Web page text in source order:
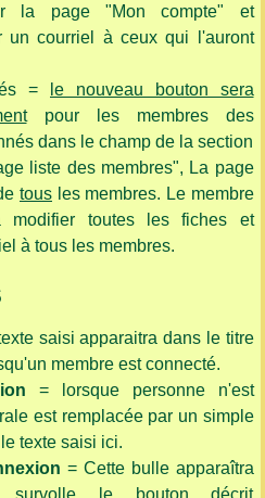
la page "Mon compte" et
un courriel à ceux qui l'auront
=
le nouveau bouton sera
pour les membres des
dans le champ de la section
liste des membres", La page
tous les membres. Le membre
modifier toutes les fiches et
à tous les membres.
saisi apparaitra dans le titre
membre est connecté.
= lorsque personne n'est
est remplacée par un simple
texte saisi ici.
= Cette bulle apparaîtra
survolle le bouton décrit